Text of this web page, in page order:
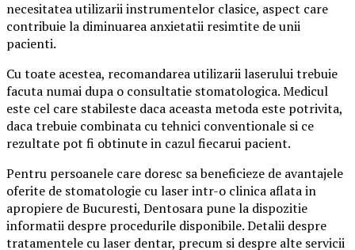
necesitatea utilizarii instrumentelor clasice, aspect care
contribuie la diminuarea anxietatii resimtite de unii
pacienti.
Cu toate acestea, recomandarea utilizarii laserului trebuie
facuta numai dupa o consultatie stomatologica. Medicul
este cel care stabileste daca aceasta metoda este potrivita,
daca trebuie combinata cu tehnici conventionale si ce
rezultate pot fi obtinute in cazul fiecarui pacient.
Pentru persoanele care doresc sa beneficieze de avantajele
oferite de stomatologie cu laser intr-o clinica aflata in
apropiere de Bucuresti, Dentosara pune la dispozitie
informatii despre procedurile disponibile. Detalii despre
tratamentele cu laser dentar, precum si despre alte servicii